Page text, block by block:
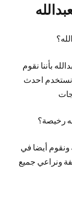
بأننا نقوم
ونستخدم احدث
رخيصة؟
ونقوم أيضا في
ونراعي جميع